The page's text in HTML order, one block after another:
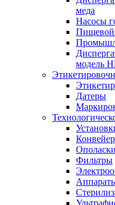
меда
Насосы
Пищевой
модель
Датеры
Фильтры